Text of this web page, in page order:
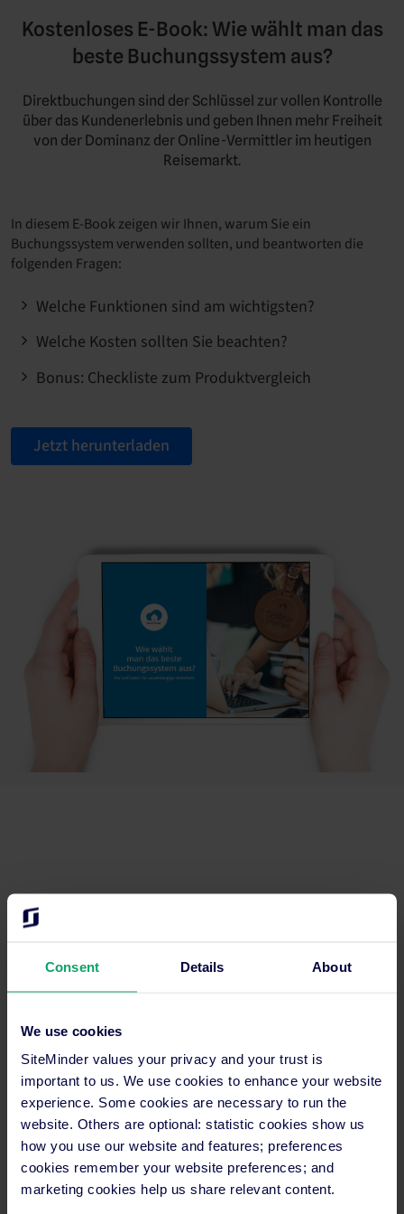
Consent Details About
We use cookies
SiteMinder values your privacy and your trust is
important to us. We use cookies to enhance your website
experience. Some cookies are necessary to run the
website. Others are optional: statistic cookies show us
how you use our website and features; preferences
cookies remember your website preferences; and
marketing cookies help us share relevant content.
Kostenloses E-Book: Wie wählt man das
beste Buchungssystem aus?
Direktbuchungen sind der Schlüssel zur vollen Kontrolle
über das Kundenerlebnis und geben Ihnen mehr Freiheit
von der Dominanz der Online-Vermittler im heutigen
Reisemarkt.
In diesem E-Book zeigen wir Ihnen, warum Sie ein
Buchungssystem verwenden sollten, und beantworten die
folgenden Fragen:
Welche Funktionen sind am wichtigsten?
Welche Kosten sollten Sie beachten?
Bonus: Checkliste zum Produktvergleich
Jetzt herunterladen
können